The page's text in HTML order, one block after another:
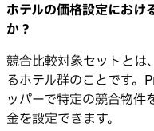
ホテルの価格設定におけ
か？
競合比較対象セットとは
るホテル群のことです。
ッパーで特定の競合物件
金を設定できます。